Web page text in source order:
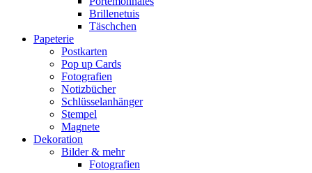
Brillenetuis
Täschchen
Papeterie
Postkarten
Pop up Cards
Fotografien
Notizbücher
Schlüsselanhänger
Stempel
Magnete
Dekoration
Bilder & mehr
Fotografien